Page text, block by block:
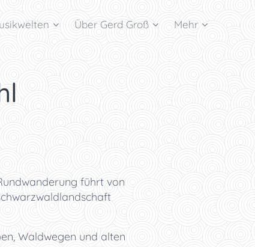
Über Gerd Groß Mehr
führt von
Waldwegen und alten